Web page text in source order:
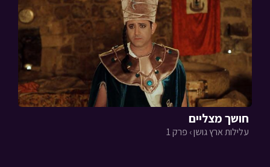
חושך מצליים
עלילות ארץ גושן › פרק 1